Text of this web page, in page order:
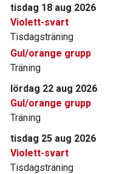
tisdag 18 aug 2026
Violett-svart
Tisdagsträning
Gul/orange grupp
Träning
lördag 22 aug 2026
Gul/orange grupp
Träning
tisdag 25 aug 2026
Violett-svart
Tisdagsträning